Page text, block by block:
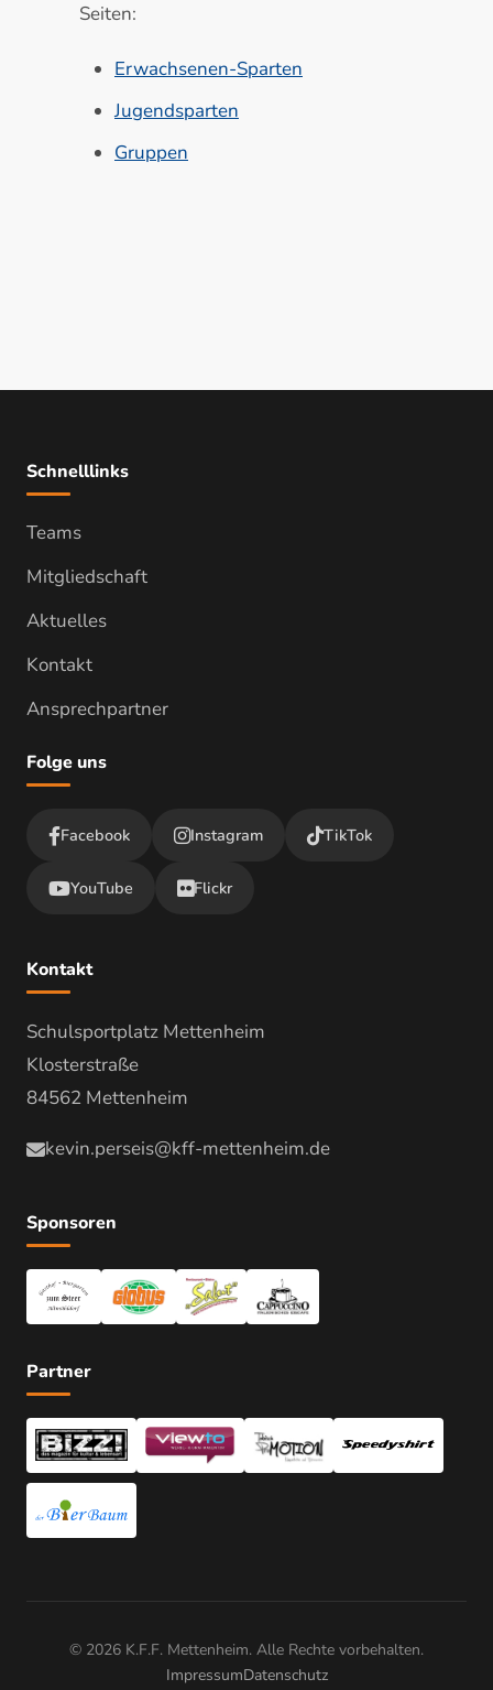
Seiten:
Erwachsenen-Sparten
Jugendsparten
Gruppen
Schnelllinks
Teams
Mitgliedschaft
Aktuelles
Kontakt
Ansprechpartner
Folge uns
Facebook Instagram TikTok
YouTube Flickr
Kontakt
Schulsportplatz Mettenheim
Klosterstraße
84562 Mettenheim
kevin.perseis@kff-mettenheim.de
Sponsoren
Partner
© 2026 K.F.F. Mettenheim. Alle Rechte vorbehalten.
ImpressumDatenschutz